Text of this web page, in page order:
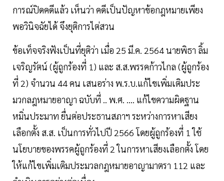
การณ์ปิดคดีแล้ว เห็นว่า คดีเป็นปัญหาข้อกฎหมายเพียง
พอวินิจฉัยได้ จึงยุติการไต่สวน
ข้อเท็จจริงฟังเป็นที่ยุติว่า เมื่อ 25 มี.ค. 2564 นายพิธา ลิ้ม
เจริญรัตน์ (ผู้ถูกร้องที่ 1) และ ส.ส.พรรคก้าวไกล (ผู้ถูกร้อง
ที่ 2) จำนวน 44 คน เสนอร่าง พ.ร.บ.แก้ไขเพิ่มเติมประ
มวกลฎหมายอาญา ฉบับที่ .. พ.ศ. …. แก้ไขความผิดฐาน
หมิ่นประมาท ยื่นต่อประธานสภาฯ ระหว่างการหาเสียง
เลือกตั้ง ส.ส. เป็นการทั่วไปปี 2566 โดยผู้ถูกร้องที่ 1 ใช้
นโยบายของพรรคผู้ถูกร้องที่ 2 ในการหาเสียงเลือกตั้ง โดย
ให้แก้ไขเพิ่มเติมประมวลกฎหมายอาญามาตรา 112 และ